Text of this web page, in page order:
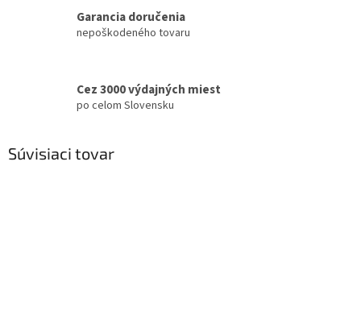
Garancia doručenia
nepoškodeného tovaru
Cez 3000 výdajných miest
po celom Slovensku
Súvisiaci tovar